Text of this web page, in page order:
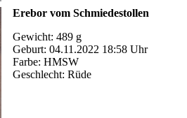
Erebor vom Schmiedestollen
Gewicht: 489 g
Geburt: 04.11.2022 18:58 Uhr
Farbe: HMSW
Geschlecht: Rüde